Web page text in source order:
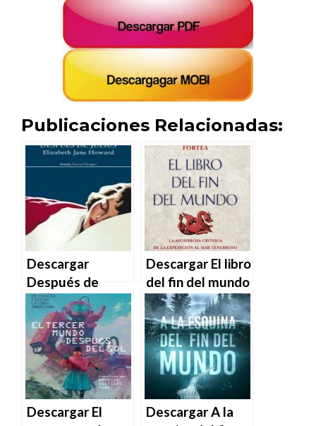
Publicaciones Relacionadas:
Descargar
Después de
Julius de
Elizabeth Jane
Howard en EPUB
| PDF | MOBI
Descargar El libro
del fin del mundo
– José Antonio
Fortea en EPUB |
PDF | MOBI
Descargar El
Descargar A la